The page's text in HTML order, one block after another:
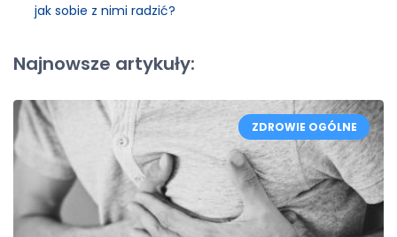
jak sobie z nimi radzić?
Najnowsze artykuły:
ZDROWIE OGÓLNE